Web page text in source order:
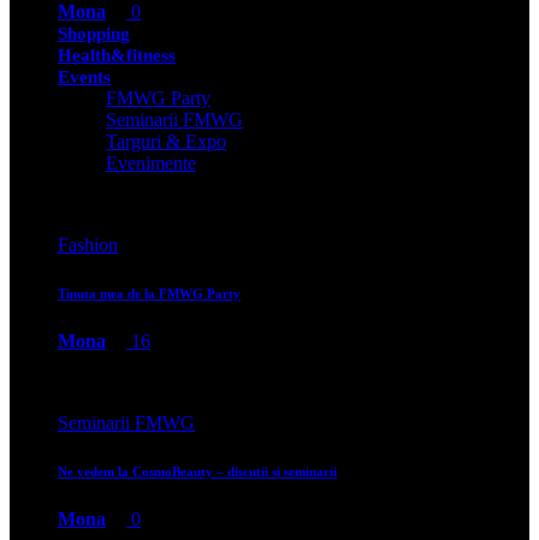
Mona 0
Shopping
Health&fitness
Events
FMWG Party
Seminarii FMWG
Targuri & Expo
Evenimente
Fashion
Tinuta mea de la FMWG Party
Mona 16
Seminarii FMWG
Ne vedem la CosmoBeauty – discutii si seminarii
Mona 0